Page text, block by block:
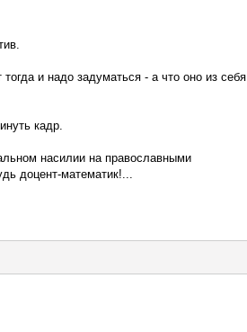
и надо задуматься - а что оно из себя
кадр.
насилии на православными
доцент-математик!...